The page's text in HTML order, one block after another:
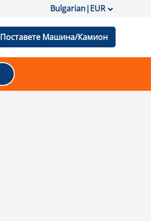
Bulgarian|EUR
Поставете Машина/Камион